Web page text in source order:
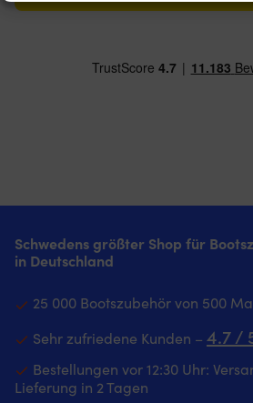
Schwedens größter Shop für
in Deutschland
25 000 Bootszubehör von 500
Sehr zufriedene Kunden – 4.7 /
Bestellungen vor 12:30 Uhr:
Lieferung in 2 Tagen